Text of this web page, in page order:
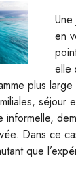
en
elle
plus
séjour
informelle,
Dans ce
que